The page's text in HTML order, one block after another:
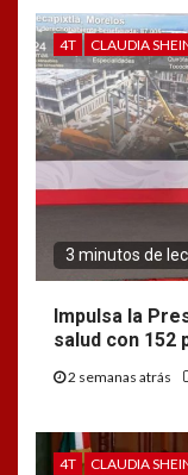
4T CLAUDIA
3 minutos de
Impulsa la
salud con 152
2 semanas atrás
4T CLAUDIA